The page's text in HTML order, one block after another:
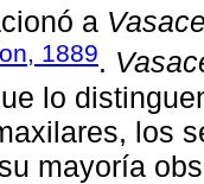
a
1889.
lo
los
mayoría